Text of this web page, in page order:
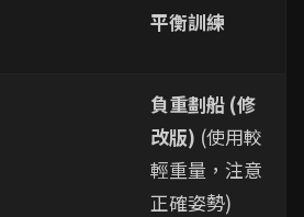
平衡訓練
負重劃船 (修
改版) (使用較
輕重量，注意
正確姿勢)